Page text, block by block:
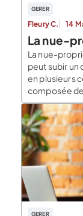
GERER
Fleury C. 14
La nue-
La nue-
peut subir un
en plusieurs
composée
d’utiliser un
droit de louer
[…]
GERER